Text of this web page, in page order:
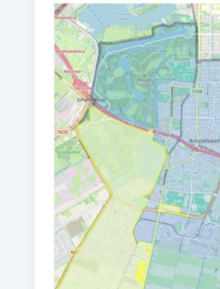
2027
ENERGIELABEL
A+++
Buitenruimte en parkeren
BUITENRUIMTE
In woonwijk
GARAGE TYPE
Parkeerplaats